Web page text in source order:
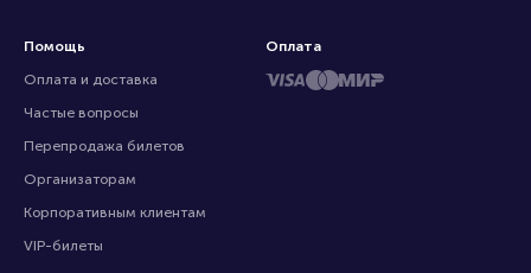
Помощь
Оплата и доставка
Частые вопросы
Перепродажа билетов
Организаторам
Корпоративным клиентам
VIP-билеты
Оплата